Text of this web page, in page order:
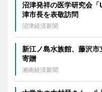
沼津発祥の医学研究会
津市長を表敬訪問
沼津経済新聞
新江ノ島水族館、藤沢市
寄贈
湘南経済新聞